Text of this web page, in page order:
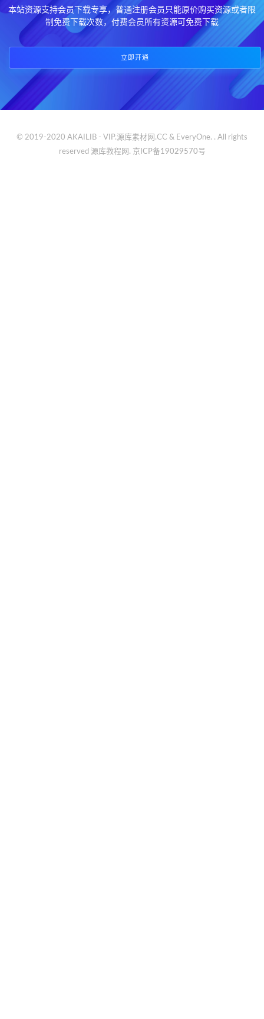
本站资源支持会员下载专享，普通注册会员只能原价购买资源或者限
制免费下载次数，付费会员所有资源可免费下载
立即开通
© 2019-2020 AKAILIB - VIP.源库素材网.CC & EveryOne. . All rights
reserved 源库教程网. 京ICP备19029570号